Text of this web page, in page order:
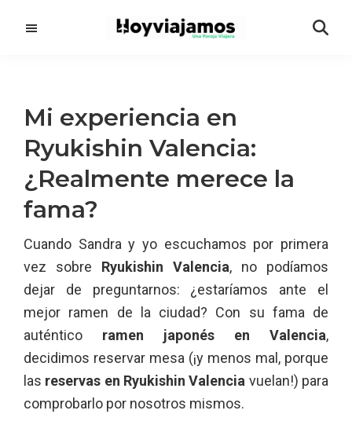
principal
Mi experiencia en
Ryukishin Valencia:
¿Realmente merece la
fama?
Cuando Sandra y yo escuchamos por primera
vez sobre Ryukishin Valencia, no podíamos
dejar de preguntarnos: ¿estaríamos ante el
mejor ramen de la ciudad? Con su fama de
auténtico ramen japonés en Valencia,
decidimos reservar mesa (¡y menos mal, porque
las reservas en Ryukishin Valencia vuelan!) para
comprobarlo por nosotros mismos.